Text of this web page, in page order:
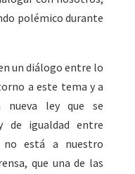
polémico durante
un diálogo entre lo
a este tema y a
ley que se
de igualdad entre
no está a nuestro
que una de las